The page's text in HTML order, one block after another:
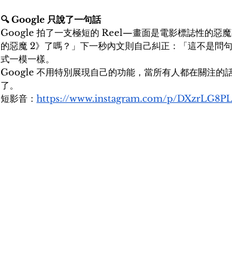
🔍 Google 只說了一句話
Google 拍了一支極短的 Reel—畫面是電影標誌性的惡
的惡魔 2》了嗎？」下一秒內文則自己糾正：「這不是
式一模一樣。
Google 不用特別展現自己的功能，當所有人都在關注的
了。
短影音： https://www.instagram.com/p/